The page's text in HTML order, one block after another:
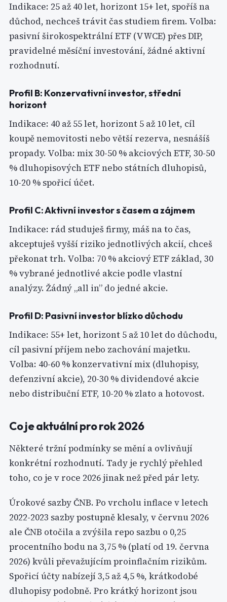
Indikace: 25 až 40 let, horizont 15+ let, spoříš na
důchod, nechceš trávit čas studiem firem. Volba:
pasivní širokospektrální ETF (VWCE) přes DIP,
pravidelné měsíční investování, žádné aktivní
rozhodnutí.
Profil B: Konzervativní investor, střední
horizont
Indikace: 40 až 55 let, horizont 5 až 10 let, cíl
koupě nemovitosti nebo větší rezerva, nesnášíš
propady. Volba: mix 30-50 % akciových ETF, 30-50
% dluhopisových ETF nebo státních dluhopisů,
10-20 % spořicí účet.
Profil C: Aktivní investor s časem a zájmem
Indikace: rád studuješ firmy, máš na to čas,
akceptuješ vyšší riziko jednotlivých akcií, chceš
překonat trh. Volba: 70 % akciový ETF základ, 30
% vybrané jednotlivé akcie podle vlastní
analýzy. Žádný „all in” do jedné akcie.
Profil D: Pasivní investor blízko důchodu
Indikace: 55+ let, horizont 5 až 10 let do důchodu,
cíl pasivní příjem nebo zachování majetku.
Volba: 40-60 % konzervativní mix (dluhopisy,
defenzivní akcie), 20-30 % dividendové akcie
nebo distribuční ETF, 10-20 % zlato a hotovost.
Co je aktuální pro rok 2026
Některé tržní podmínky se mění a ovlivňují
konkrétní rozhodnutí. Tady je rychlý přehled
toho, co je v roce 2026 jinak než před pár lety.
Úrokové sazby ČNB. Po vrcholu inflace v letech
2022-2023 sazby postupně klesaly, v červnu 2026
ale ČNB otočila a zvýšila repo sazbu o 0,25
procentního bodu na 3,75 % (platí od 19. června
2026) kvůli převažujícím proinflačním rizikům.
Spořicí účty nabízejí 3,5 až 4,5 %, krátkodobé
dluhopisy podobně. Pro krátký horizont jsou